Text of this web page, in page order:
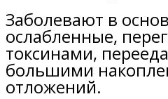
Заболевают в
ослабленные,
токсинами,
большими
отложений.